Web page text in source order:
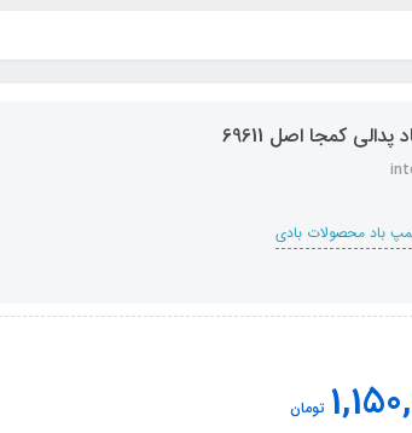
کمجا اصل 69611
باد محصولات بادی
تومان